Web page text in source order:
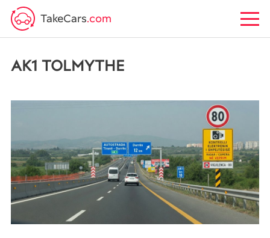
TakeCars.com
AK1 TOLMYTHE